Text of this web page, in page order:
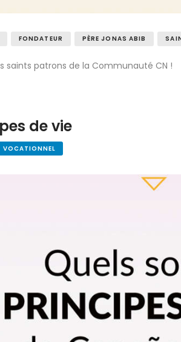
FONDATEUR PÈRE JONAS ABIB
saints patrons de la Communauté CN !
de vie
VOCATIONNEL